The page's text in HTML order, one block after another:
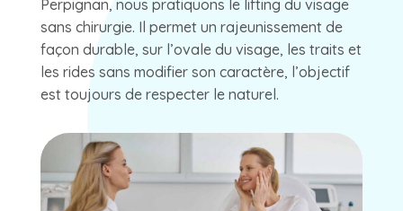
Perpignan, nous pratiquons le lifting du visage
sans chirurgie. Il permet un rajeunissement de
façon durable, sur l’ovale du visage, les traits et
les rides sans modifier son caractère, l’objectif
est toujours de respecter le naturel.